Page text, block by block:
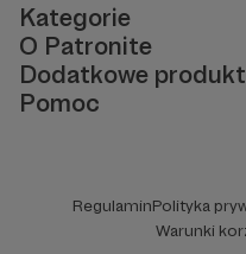
Kategorie
O Patronite
Dodatkowe
Pomoc
RegulaminPolityka
Warunki